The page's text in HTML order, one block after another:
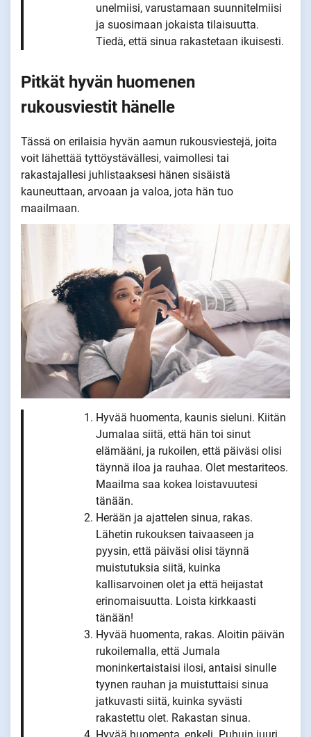
unelmiisi, varustamaan suunnitelmiisi
ja suosimaan jokaista tilaisuutta.
Tiedä, että sinua rakastetaan ikuisesti.
Pitkät hyvän huomenen
rukousviestit hänelle
Tässä on erilaisia hyvän aamun rukousviestejä, joita
voit lähettää tyttöystävällesi, vaimollesi tai
rakastajallesi juhlistaaksesi hänen sisäistä
kauneuttaan, arvoaan ja valoa, jota hän tuo
maailmaan.
Hyvää huomenta, kaunis sieluni. Kiitän
Jumalaa siitä, että hän toi sinut
elämääni, ja rukoilen, että päiväsi olisi
täynnä iloa ja rauhaa. Olet mestariteos.
Maailma saa kokea loistavuutesi
tänään.
Herään ja ajattelen sinua, rakas.
Lähetin rukouksen taivaaseen ja
pyysin, että päiväsi olisi täynnä
muistutuksia siitä, kuinka
kallisarvoinen olet ja että heijastat
erinomaisuutta. Loista kirkkaasti
tänään!
Hyvää huomenta, rakas. Aloitin päivän
rukoilemalla, että Jumala
moninkertaistaisi ilosi, antaisi sinulle
tyynen rauhan ja muistuttaisi sinua
jatkuvasti siitä, kuinka syvästi
rakastettu olet. Rakastan sinua.
Hyvää huomenta, enkeli. Puhuin juuri